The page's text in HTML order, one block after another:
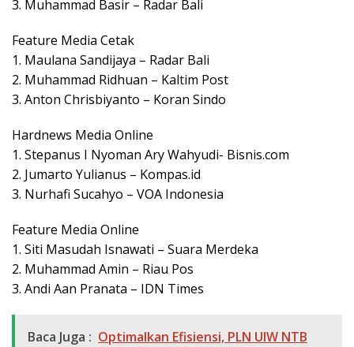
3. Muhammad Basir – Radar Bali
Feature Media Cetak
1. Maulana Sandijaya – Radar Bali
2. Muhammad Ridhuan – Kaltim Post
3. Anton Chrisbiyanto – Koran Sindo
Hardnews Media Online
1. Stepanus I Nyoman Ary Wahyudi- Bisnis.com
2. Jumarto Yulianus – Kompas.id
3. Nurhafi Sucahyo – VOA Indonesia
Feature Media Online
1. Siti Masudah Isnawati – Suara Merdeka
2. Muhammad Amin – Riau Pos
3. Andi Aan Pranata – IDN Times
Baca Juga : Optimalkan Efisiensi, PLN UIW NTB